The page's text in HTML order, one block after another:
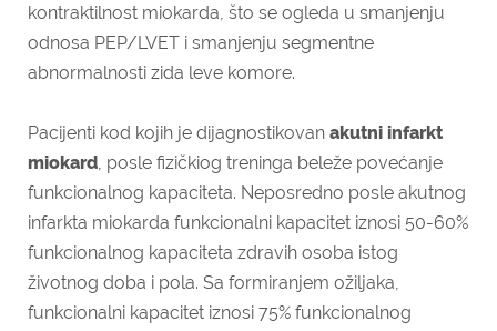
kontraktilnost miokarda, što se ogleda u smanjenju
odnosa PEP/LVET i smanjenju segmentne
abnormalnosti zida leve komore.
Pacijenti kod kojih je dijagnostikovan akutni infarkt
miokard, posle fizičkiog treninga beleže povećanje
funkcionalnog kapaciteta. Neposredno posle akutnog
infarkta miokarda funkcionalni kapacitet iznosi 50-60%
funkcionalnog kapaciteta zdravih osoba istog
životnog doba i pola. Sa formiranjem ožiljaka,
funkcionalni kapacitet iznosi 75% funkcionalnog